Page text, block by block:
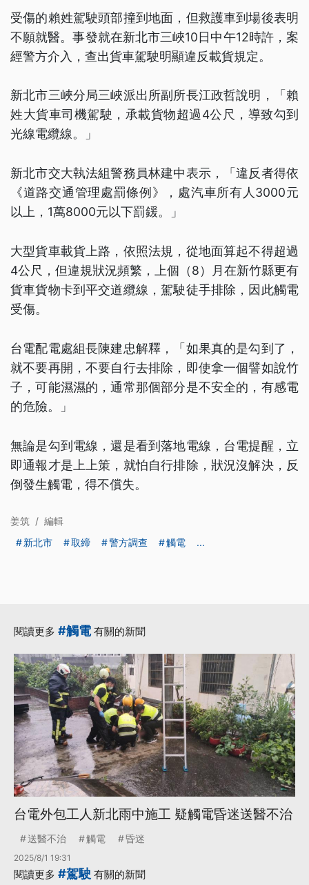
受傷的賴姓駕駛頭部撞到地面，但救護車到場後表明
不願就醫。事發就在新北市三峽10日中午12時許，案
經警方介入，查出貨車駕駛明顯違反載貨規定。
新北市三峽分局三峽派出所副所長江政哲說明，「賴
姓大貨車司機駕駛，承載貨物超過4公尺，導致勾到
光線電纜線。」
新北市交大執法組警務員林建中表示，「違反者得依
《道路交通管理處罰條例》，處汽車所有人3000元
以上，1萬8000元以下罰鍰。」
大型貨車載貨上路，依照法規，從地面算起不得超過
4公尺，但違規狀況頻繁，上個（8）月在新竹縣更有
貨車貨物卡到平交道纜線，駕駛徒手排除，因此觸電
受傷。
台電配電處組長陳建忠解釋，「如果真的是勾到了，
就不要再開，不要自行去排除，即使拿一個譬如說竹
子，可能濕濕的，通常那個部分是不安全的，有感電
的危險。」
無論是勾到電線，還是看到落地電線，台電提醒，立
即通報才是上上策，就怕自行排除，狀況沒解決，反
倒發生觸電，得不償失。
姜筑 / 編輯
新北市
取締 警方調查 觸電 ...
閱讀更多 #觸電有關的新聞
台電外包工人新北雨中施工 疑觸電昏迷送醫不治
送醫不治 觸電 昏迷
2025/8/1 19:31
閱讀更多 #駕駛 有關的新聞